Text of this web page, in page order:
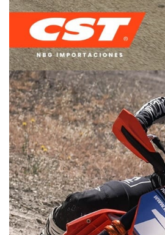
DUAL PURPOSE